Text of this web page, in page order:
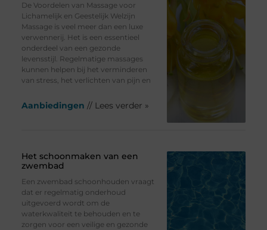
De Voordelen van Massage voor
Lichamelijk en Geestelijk Welzijn
Massage is veel meer dan een luxe
verwennerij. Het is een essentieel
onderdeel van een gezonde
levensstijl. Regelmatige massages
kunnen helpen bij het verminderen
van stress, het verlichten van pijn en
Aanbiedingen // Lees verder »
Het schoonmaken van een
zwembad
Een zwembad schoonhouden vraagt
dat er regelmatig onderhoud
uitgevoerd wordt om de
waterkwaliteit te behouden en te
zorgen voor een veilige en gezonde